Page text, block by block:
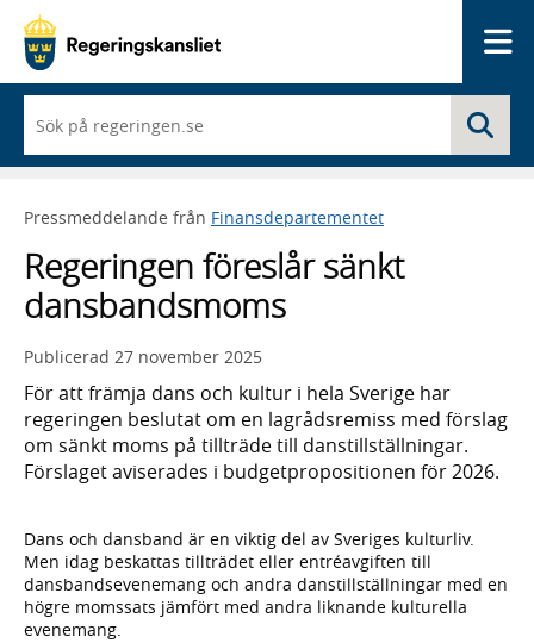
du
börjar
skriva
framträder
lista
med
sökförslag
Pressmeddelande från Finansdepartementet
Regeringen föreslår sänkt
dansbandsmoms
Publicerad 27 november 2025
För att främja dans och kultur i hela Sverige har
regeringen beslutat om en lagrådsremiss med förslag
om sänkt moms på tillträde till danstillställningar.
Förslaget aviserades i budgetpropositionen för 2026.
Dans och dansband är en viktig del av Sveriges kulturliv.
Men idag beskattas tillträdet eller entréavgiften till
dansbandsevenemang och andra danstillställningar med en
högre momssats jämfört med andra liknande kulturella
evenemang.